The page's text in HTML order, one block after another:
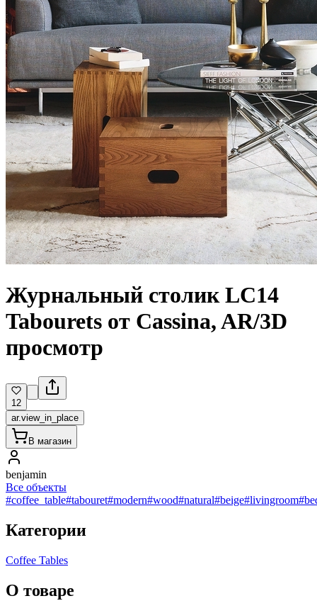
Журнальный столик LC14
Tabourets от Cassina, AR/3D
просмотр
12
ar.view_in_place
В магазин
benjamin
Все объекты
#coffee_table#tabouret#modern#wood#natural#beige#livingroom
Категории
Coffee Tables
О товаре